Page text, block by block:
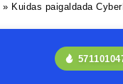
» Kuidas paigaldada